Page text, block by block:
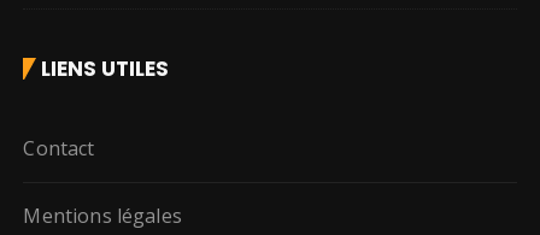
LIENS UTILES
Contact
Mentions légales